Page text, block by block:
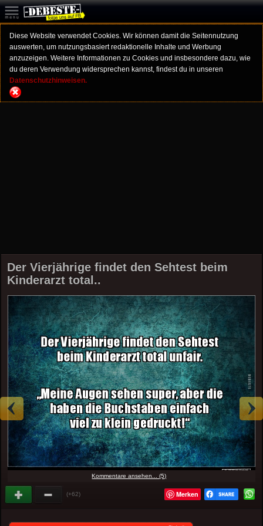
Diese Website verwendet Cookies. Wir können damit die Seitennutzung
auswerten, um nutzungsbasiert redaktionelle Inhalte und Werbung
anzuzeigen. Weitere Informationen zu Cookies und insbesondere dazu, wie
du deren Verwendung widersprechen kannst, findest du in unseren
Datenschutzhinweisen.
Der Vierjährige findet den Sehtest beim
Kinderarzt total..
Kommentare ansehen... (5)
(+62) Merken